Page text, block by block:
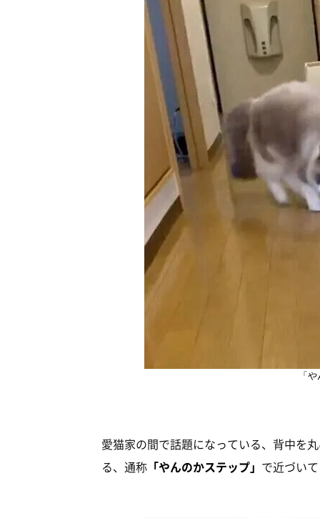
「
愛猫家の間で話題になっている、背中を
る、通称 「やんのかステップ」 で近づい